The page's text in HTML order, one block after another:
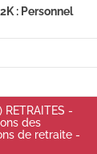
: Personnel
RETRAITES -
des
de retraite -